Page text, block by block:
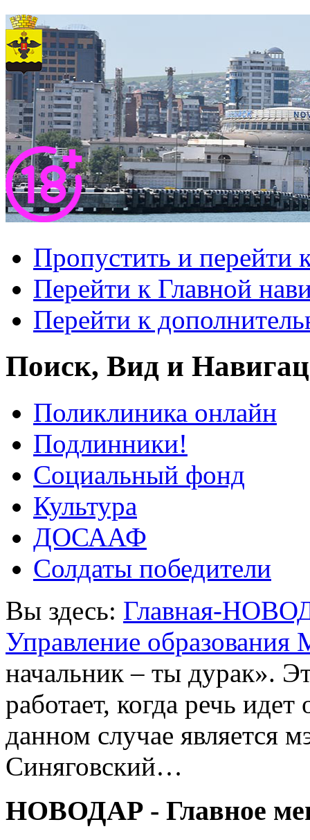
Пропустить и перейти
Перейти к Главной
Перейти к
Поиск, Вид и
Поликлиника онлайн
Подлинники!
Социальный фонд
Культура
ДОСААФ
Солдаты победители
Вы здесь: Главная-
Управление
начальник – ты дурак».
работает, когда речь
данном случае является
Синяговский…
НОВОДАР - Главное